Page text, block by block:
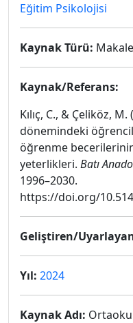
Eğitim Psikolojisi
Kaynak Türü: Makale
Kaynak/Referans:
Kılıç, C., & Çeliköz,
dönemindeki
öğrenme
yeterlikleri. Batı
1996–2030.
https://doi.org/
Geliştiren/
Yıl: 2024
Kaynak Adı: